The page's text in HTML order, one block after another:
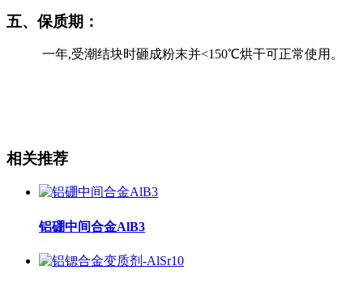
五、保质期：
一年,受潮结块时砸成粉末并<150℃烘干可正常使用。
相关推荐
铝硼中间合金AlB3